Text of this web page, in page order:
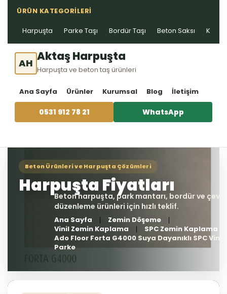
ÜRÜN KATEGORILERI
Harpuşta Parke Taşı Bordür Taşı Beton Saksı Kablo
AH Aktaş Harpuşta
Harpuşta ve beton taş ürünleri
Ana Sayfa Ürünler Kurumsal Blog İletişim
0531 912 78 21 WhatsApp
Ana Sayfa
Zemin Döşeme
Vinil Zemin Kaplama
SPC Zemin Kaplama
Ado Floor Forta G4000 Suya Dayanıklı SPC Vinil
Parke